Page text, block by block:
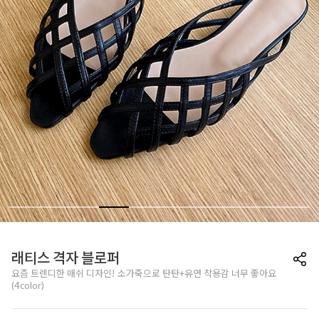
래티스 격자 블로퍼
요즘 트렌디한 매쉬 디자인! 소가죽으로 탄탄+유연 착용감 너무 좋아요
(4color)